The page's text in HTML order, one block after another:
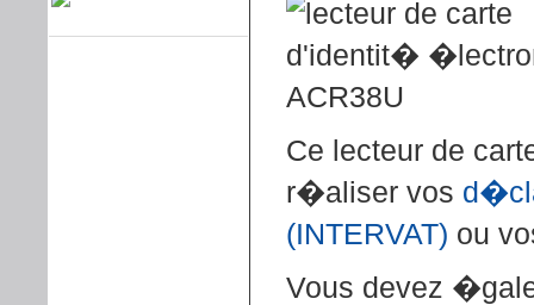
Ce lecteur de
r�aliser vos
(INTERVAT) ou
Vous devez